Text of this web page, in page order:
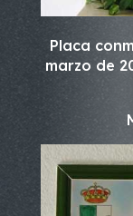
Placa
marzo de